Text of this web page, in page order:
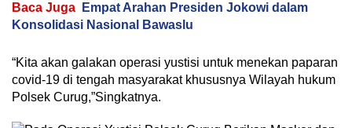
Baca Juga
Empat Arahan Presiden Jokowi dalam
Konsolidasi Nasional Bawaslu
“Kita akan galakan operasi yustisi untuk menekan paparan
covid-19 di tengah masyarakat khususnya Wilayah hukum
Polsek Curug,”Singkatnya.